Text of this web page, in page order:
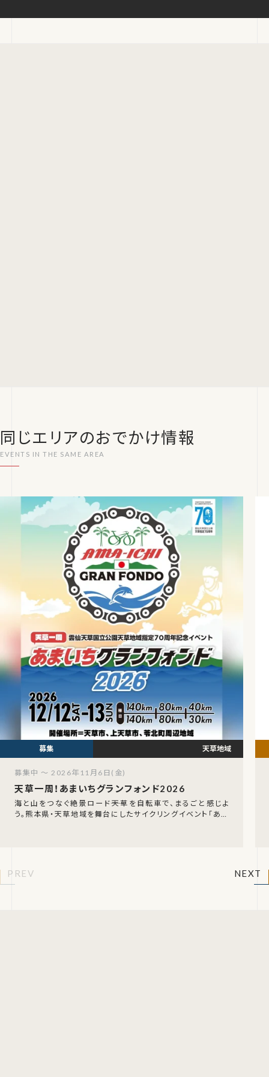
同じエリアのおでかけ情報
天草一周！あまいちグランフォンド2026
海と山をつなぐ絶景ロード――天草を自転車で、まるごと感じよ
う。熊本県・天草地域を舞台にしたサイクリングイベント「あま
天草地域
募集中 ～ 2026年11月6日(金)
PREV NEXT